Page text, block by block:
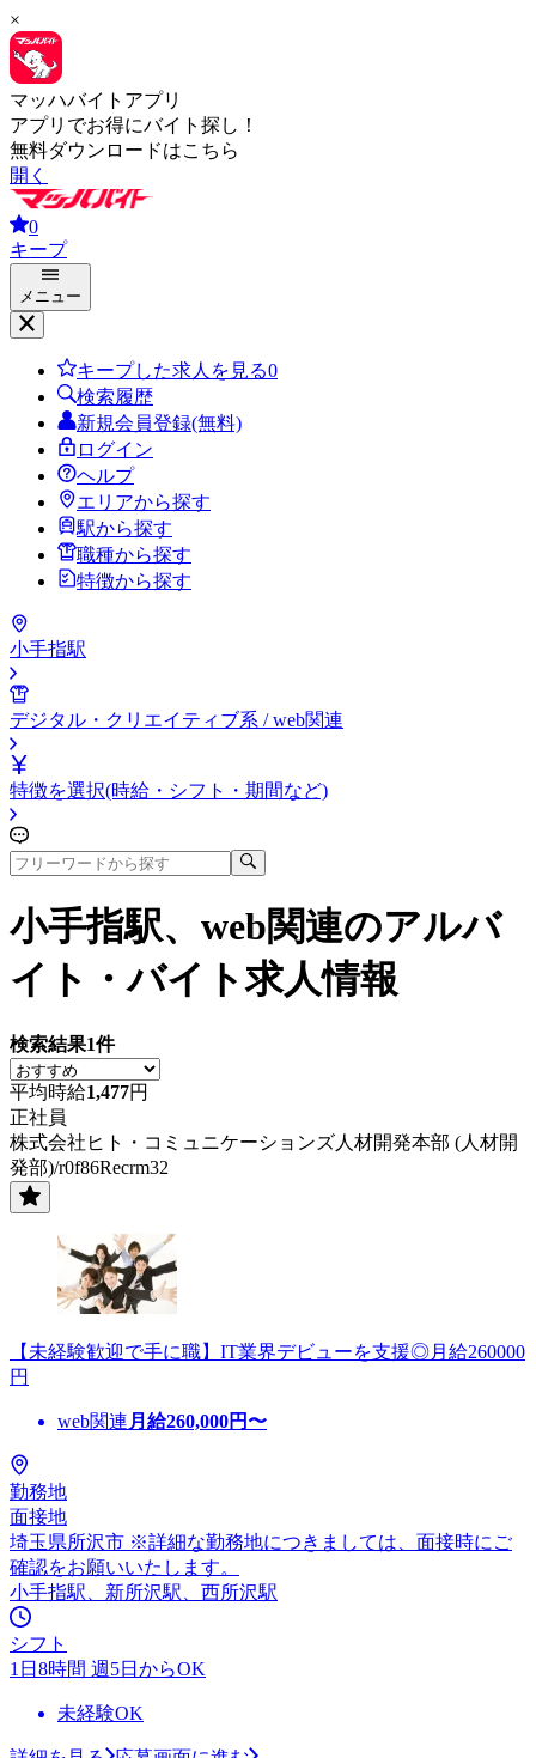
×
マッハバイトアプリ
アプリでお得にバイト探し！
無料ダウンロードはこちら
開く
0
キープ
メニュー
キープした求人を見る0
検索履歴
新規会員登録(無料)
ログイン
ヘルプ
エリアから探す
駅から探す
職種から探す
特徴から探す
小手指駅
デジタル・クリエイティブ系 / web関連
特徴を選択(時給・シフト・期間など)
小手指駅、web関連のアルバ
イト・バイト求人情報
検索結果1件
平均時給1,477円
正社員
株式会社ヒト・コミュニケーションズ人材開発本部 (人材開
発部)/r0f86Recrm32
【未経験歓迎で手に職】IT業界デビューを支援◎月給260000
円
web関連 月給260,000円〜
勤務地
面接地
埼玉県所沢市 ※詳細な勤務地につきましては、面接時にご
確認をお願いいたします。
小手指駅、新所沢駅、西所沢駅
シフト
1日8時間 週5日からOK
未経験OK